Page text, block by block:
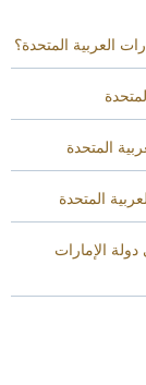
العربية المتحدة؟
المتحدة
المتحدة
الإمارات